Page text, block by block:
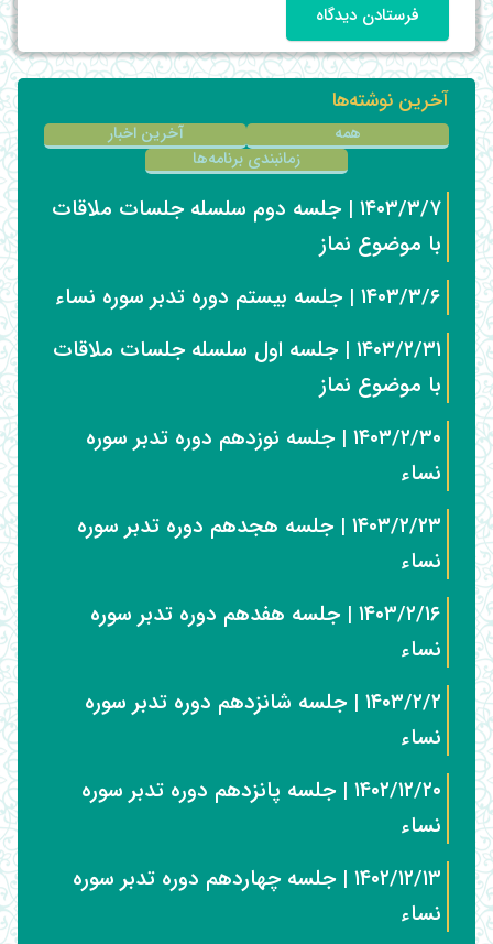
فرستادن دیدگاه
آخرین نوشته‌ها
همه
آخرین اخبار
زمانبندی برنامه‌ها
۱۴۰۳/۳/۷ | جلسه دوم سلسله جلسات ملاقات
با موضوع نماز
۱۴۰۳/۳/۶ | جلسه بیستم دوره تدبر سوره نساء
۱۴۰۳/۲/۳۱ | جلسه اول سلسله جلسات ملاقات
با موضوع نماز
۱۴۰۳/۲/۳۰ | جلسه نوزدهم دوره تدبر سوره
نساء
۱۴۰۳/۲/۲۳ | جلسه هجدهم دوره تدبر سوره
نساء
۱۴۰۳/۲/۱۶ | جلسه هفدهم دوره تدبر سوره
نساء
۱۴۰۳/۲/۲ | جلسه شانزدهم دوره تدبر سوره
نساء
۱۴۰۲/۱۲/۲۰ | جلسه پانزدهم دوره تدبر سوره
نساء
۱۴۰۲/۱۲/۱۳ | جلسه چهاردهم دوره تدبر سوره
نساء